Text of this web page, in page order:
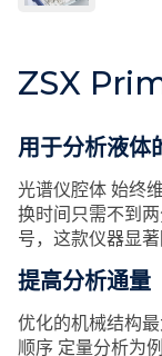
ZSX
用于分析液体
光谱仪腔体 始终
换时间只需不到
号，这款仪器显著
提高分析通量
优化的机械结构
顺序 定量分析为